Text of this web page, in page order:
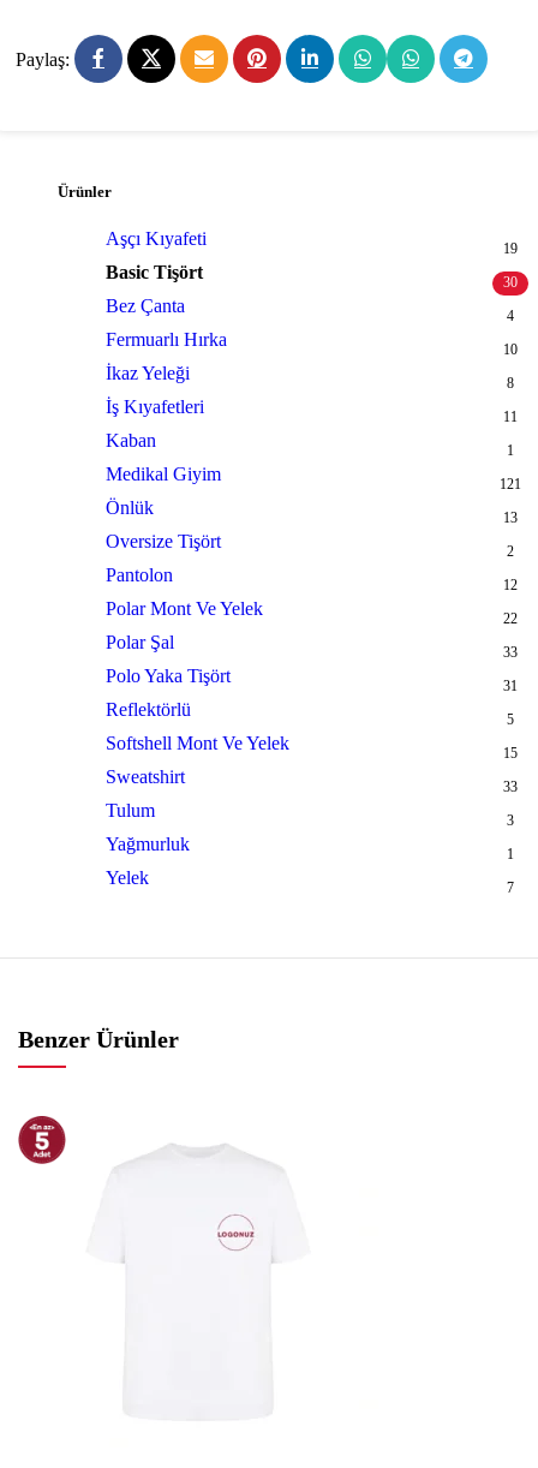
Paylaş:
Ürünler
Aşçı Kıyafeti 19
Basic Tişört 30
Bez Çanta 4
Fermuarlı Hırka 10
İkaz Yeleği 8
İş Kıyafetleri 11
Kaban 1
Medikal Giyim 121
Önlük 13
Oversize Tişört 2
Pantolon 12
Polar Mont Ve Yelek 22
Polar Şal 33
Polo Yaka Tişört 31
Reflektörlü 5
Softshell Mont Ve Yelek 15
Sweatshirt 33
Tulum 3
Yağmurluk 1
Yelek 7
Benzer Ürünler